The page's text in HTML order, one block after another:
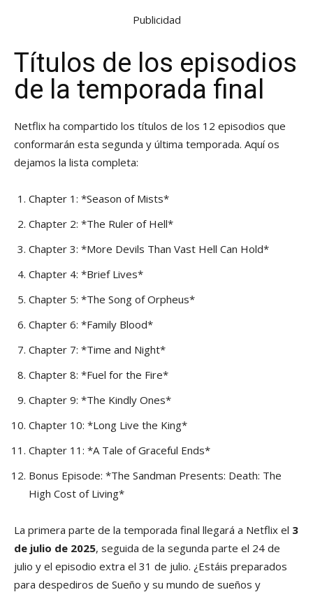
Publicidad
Títulos de los episodios
de la temporada final
Netflix ha compartido los títulos de los 12 episodios que
conformarán esta segunda y última temporada. Aquí os
dejamos la lista completa:
Chapter 1: *Season of Mists*
Chapter 2: *The Ruler of Hell*
Chapter 3: *More Devils Than Vast Hell Can Hold*
Chapter 4: *Brief Lives*
Chapter 5: *The Song of Orpheus*
Chapter 6: *Family Blood*
Chapter 7: *Time and Night*
Chapter 8: *Fuel for the Fire*
Chapter 9: *The Kindly Ones*
Chapter 10: *Long Live the King*
Chapter 11: *A Tale of Graceful Ends*
Bonus Episode: *The Sandman Presents: Death: The
High Cost of Living*
La primera parte de la temporada final llegará a Netflix el 3
de julio de 2025, seguida de la segunda parte el 24 de
julio y el episodio extra el 31 de julio. ¿Estáis preparados
para despediros de Sueño y su mundo de sueños y